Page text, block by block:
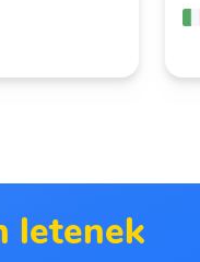
letenek